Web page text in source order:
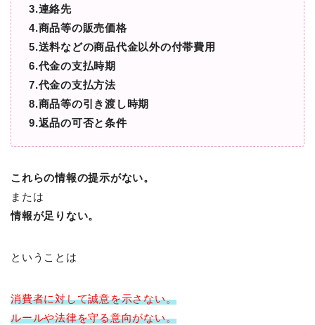
3.連絡先
4.商品等の販売価格
5.送料などの商品代金以外の付帯費用
6.代金の支払時期
7.代金の支払方法
8.商品等の引き渡し時期
9.返品の可否と条件
これらの情報の提示がない。
または
情報が足りない。
ということは
消費者に対して誠意を示さない。
ルールや法律を守る意向がない。